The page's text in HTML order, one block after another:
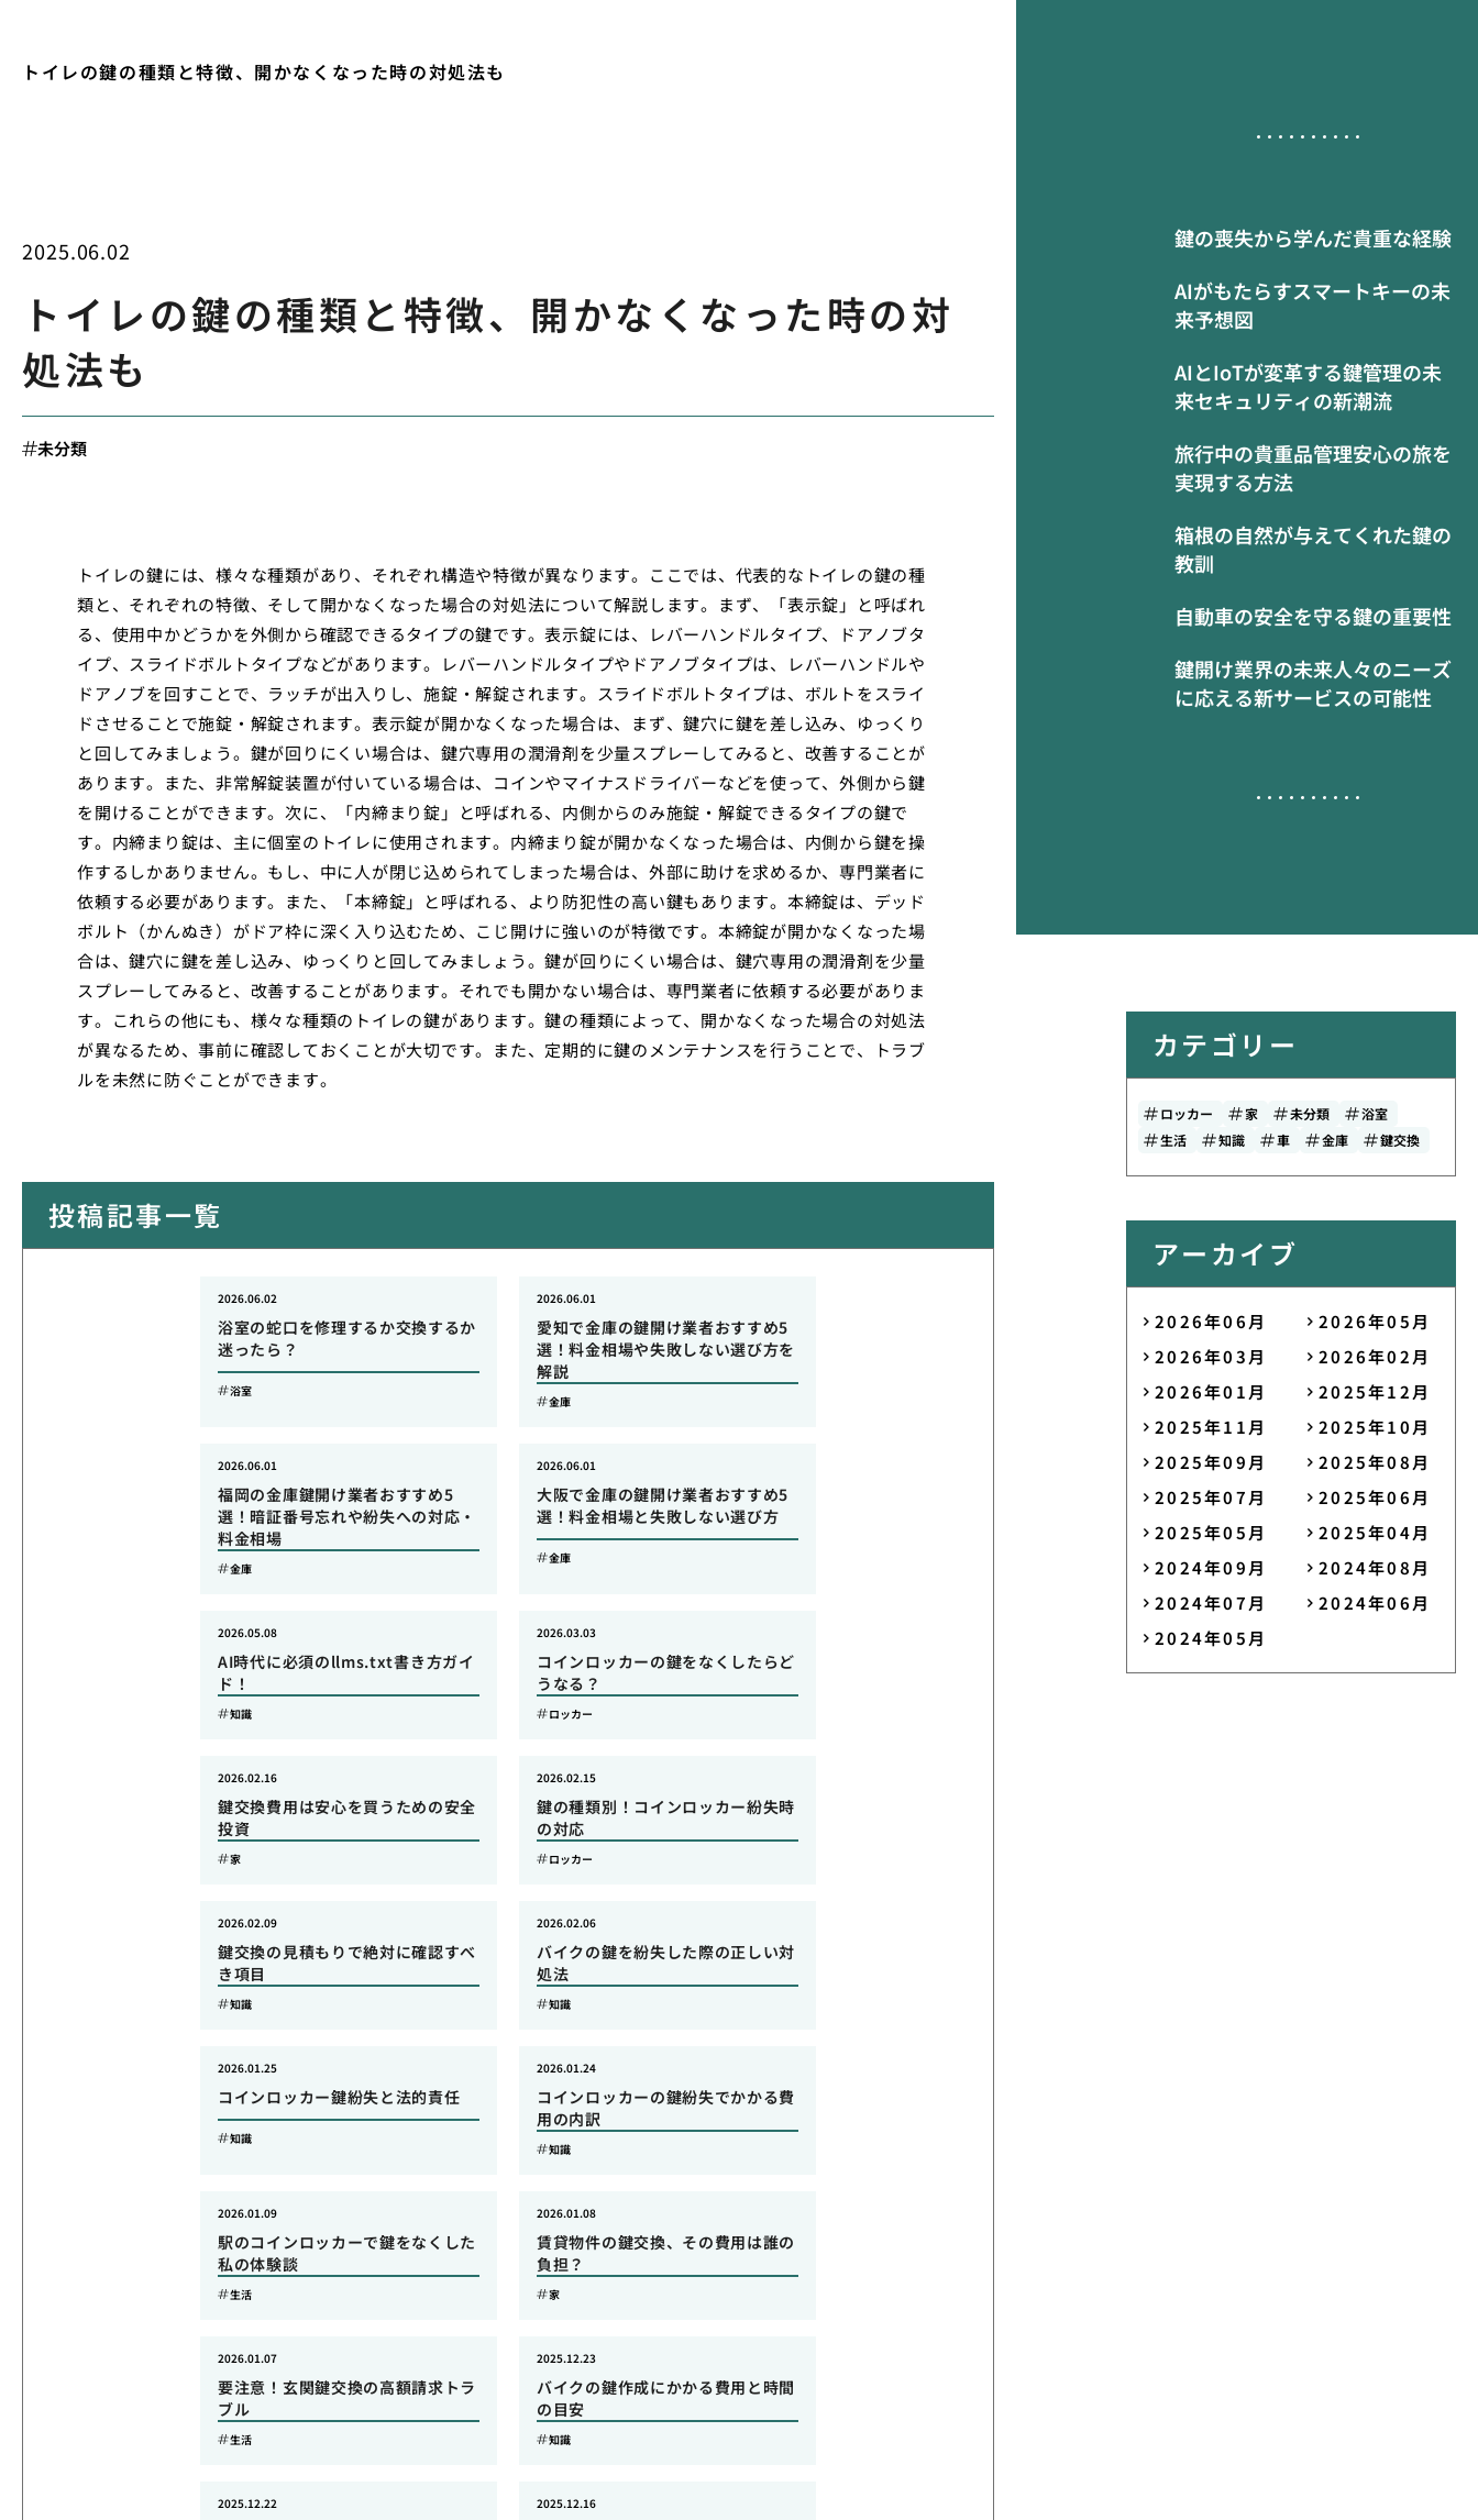
トイレの鍵の種類と特徴、開かなくなった時の対処法も
鍵の喪失から学んだ貴重な経験
AIがもたらすスマートキーの未
来予想図
AIとIoTが変革する鍵管理の未
来セキュリティの新潮流
旅行中の貴重品管理安心の旅を
実現する方法
箱根の自然が与えてくれた鍵の
教訓
自動車の安全を守る鍵の重要性
鍵開け業界の未来人々のニーズ
に応える新サービスの可能性
2025.06.02
トイレの鍵の種類と特徴、開かなくなった時の対
処法も
未分類
トイレの鍵には、様々な種類があり、それぞれ構造や特徴が異なります。ここでは、代表的なトイレの鍵の種
類と、それぞれの特徴、そして開かなくなった場合の対処法について解説します。まず、「表示錠」と呼ばれ
る、使用中かどうかを外側から確認できるタイプの鍵です。表示錠には、レバーハンドルタイプ、ドアノブタ
イプ、スライドボルトタイプなどがあります。レバーハンドルタイプやドアノブタイプは、レバーハンドルや
ドアノブを回すことで、ラッチが出入りし、施錠・解錠されます。スライドボルトタイプは、ボルトをスライ
ドさせることで施錠・解錠されます。表示錠が開かなくなった場合は、まず、鍵穴に鍵を差し込み、ゆっくり
と回してみましょう。鍵が回りにくい場合は、鍵穴専用の潤滑剤を少量スプレーしてみると、改善することが
あります。また、非常解錠装置が付いている場合は、コインやマイナスドライバーなどを使って、外側から鍵
を開けることができます。次に、「内締まり錠」と呼ばれる、内側からのみ施錠・解錠できるタイプの鍵で
す。内締まり錠は、主に個室のトイレに使用されます。内締まり錠が開かなくなった場合は、内側から鍵を操
作するしかありません。もし、中に人が閉じ込められてしまった場合は、外部に助けを求めるか、専門業者に
依頼する必要があります。また、「本締錠」と呼ばれる、より防犯性の高い鍵もあります。本締錠は、デッド
ボルト（かんぬき）がドア枠に深く入り込むため、こじ開けに強いのが特徴です。本締錠が開かなくなった場
合は、鍵穴に鍵を差し込み、ゆっくりと回してみましょう。鍵が回りにくい場合は、鍵穴専用の潤滑剤を少量
スプレーしてみると、改善することがあります。それでも開かない場合は、専門業者に依頼する必要がありま
す。これらの他にも、様々な種類のトイレの鍵があります。鍵の種類によって、開かなくなった場合の対処法
が異なるため、事前に確認しておくことが大切です。また、定期的に鍵のメンテナンスを行うことで、トラブ
ルを未然に防ぐことができます。
投稿記事一覧
浴室の蛇口を修理するか交換するか
迷ったら？
2026.06.02
浴室
愛知で金庫の鍵開け業者おすすめ5
選！料金相場や失敗しない選び方を
解説
2026.06.01
金庫
福岡の金庫鍵開け業者おすすめ5
選！暗証番号忘れや紛失への対応・
料金相場
2026.06.01
金庫
大阪で金庫の鍵開け業者おすすめ5
選！料金相場と失敗しない選び方
2026.06.01
金庫
AI時代に必須のllms.txt書き方ガイ
ド！
2026.05.08
知識
コインロッカーの鍵をなくしたらど
うなる？
2026.03.03
ロッカー
鍵交換費用は安心を買うための安全
投資
2026.02.16
家
鍵の種類別！コインロッカー紛失時
の対応
2026.02.15
ロッカー
鍵交換の見積もりで絶対に確認すべ
き項目
2026.02.09
知識
バイクの鍵を紛失した際の正しい対
処法
2026.02.06
知識
コインロッカー鍵紛失と法的責任
2026.01.25
知識
コインロッカーの鍵紛失でかかる費
用の内訳
2026.01.24
知識
駅のコインロッカーで鍵をなくした
私の体験談
2026.01.09
生活
賃貸物件の鍵交換、その費用は誰の
負担？
2026.01.08
家
要注意！玄関鍵交換の高額請求トラ
ブル
2026.01.07
生活
バイクの鍵作成にかかる費用と時間
の目安
2025.12.23
知識
2025.12.22 2025.12.16
カテゴリー
ロッカー 家 未分類
浴室
生活
知識 車 金庫 鍵交換
アーカイブ
2026年06月
2026年05月
2026年03月
2026年02月
2026年01月
2025年12月
2025年11月
2025年10月
2025年09月
2025年08月
2025年07月
2025年06月
2025年05月
2025年04月
2024年09月
2024年08月
2024年07月
2024年06月
2024年05月